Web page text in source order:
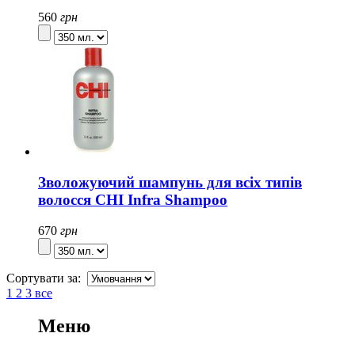
560 грн
Зволожуючий шампунь для всіх типів
волосся CHI Infra Shampoo
670 грн
Сортувати за:
1 2 3 все
Меню